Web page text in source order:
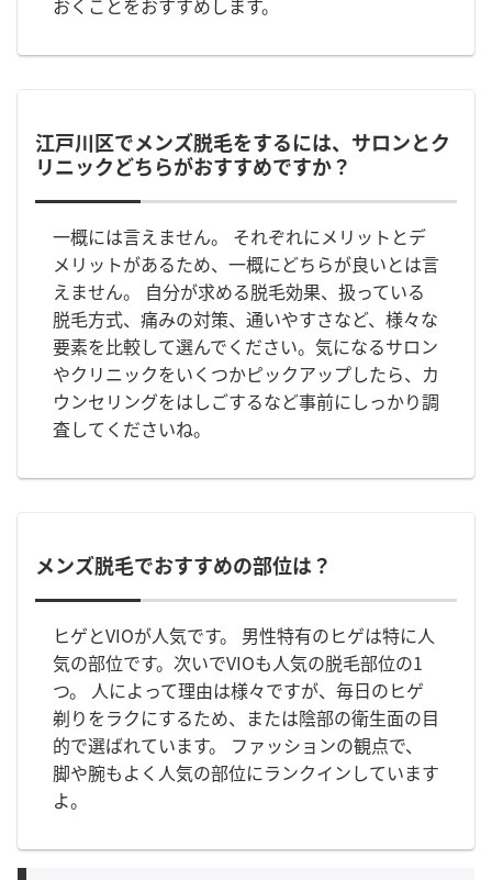
おくことをおすすめします。
江戸川区でメンズ脱毛をするには、サロンとク
リニックどちらがおすすめですか？
一概には言えません。 それぞれにメリットとデ
メリットがあるため、一概にどちらが良いとは言
えません。 自分が求める脱毛効果、扱っている
脱毛方式、痛みの対策、通いやすさなど、様々な
要素を比較して選んでください。気になるサロン
やクリニックをいくつかピックアップしたら、カ
ウンセリングをはしごするなど事前にしっかり調
査してくださいね。
メンズ脱毛でおすすめの部位は？
ヒゲとVIOが人気です。 男性特有のヒゲは特に人
気の部位です。次いでVIOも人気の脱毛部位の1
つ。 人によって理由は様々ですが、毎日のヒゲ
剃りをラクにするため、または陰部の衛生面の目
的で選ばれています。 ファッションの観点で、
脚や腕もよく人気の部位にランクインしています
よ。